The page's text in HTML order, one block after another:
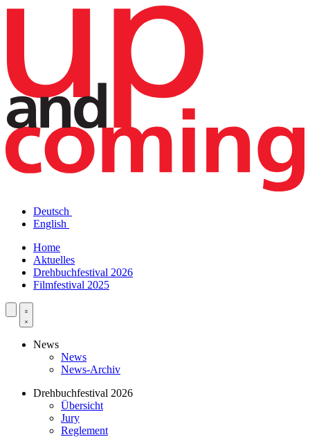
Deutsch
English
Home
Aktuelles
Drehbuchfestival 2026
Filmfestival 2025
News
News
News-Archiv
Drehbuchfestival 2026
Übersicht
Jury
Reglement